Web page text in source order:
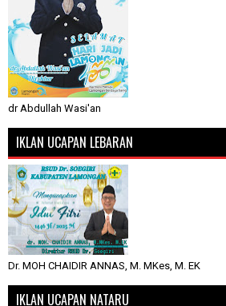
dr Abdullah Wasi'an
IKLAN UCAPAN LEBARAN
Dr. MOH CHAIDIR ANNAS, M. MKes, M. EK
IKLAN UCAPAN NATARU